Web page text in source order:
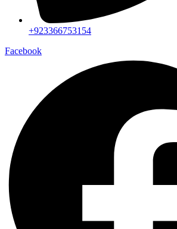
+923366753154
Facebook